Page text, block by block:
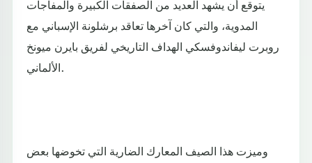
يتوقع أن يشهد العديد من الصفقات الكبيرة والمفاجآت
المدوية، والتي كان آخرها تعاقد برشلونة الإسباني مع
روبرت ليفاندوفسكي الهداف التاريخي لفريق بايرن ميونخ
الألماني.
وميزت هذا الصيف المعارك الضارية التي تخوضها بعض